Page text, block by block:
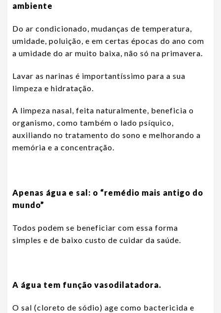
ambiente
Do ar condicionado, mudanças de temperatura,
umidade, poluição, e em certas épocas do ano com
a umidade do ar muito baixa, não só na primavera.
Lavar as narinas é importantíssimo para a sua
limpeza e hidratação.
A limpeza nasal, feita naturalmente, beneficia o
organismo, como também o lado psíquico,
auxiliando no tratamento do sono e melhorando a
memória e a concentração.
Apenas água e sal: o “remédio mais antigo do
mundo”
Todos podem se beneficiar com essa forma
simples e de baixo custo de cuidar da saúde.
A água tem função vasodilatadora.
O sal (cloreto de sódio) age como bactericida e